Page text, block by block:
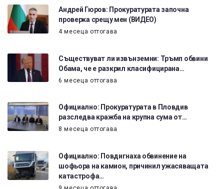
Андрей Гюров: Прокуратурата започна
проверка срещу мен (ВИДЕО)
4 месеца оттогава
Съществуват ли извънземни: Тръмп обвини
Обама, че е разкрил класифицирана…
6 месеца оттогава
Официално: Прокуратурата в Пловдив
разследва кражба на крупна сума от…
8 месеца оттогава
Официално: Повдигнаха обвинение на
шофьора на камион, причинил ужасяващата
катастрофа…